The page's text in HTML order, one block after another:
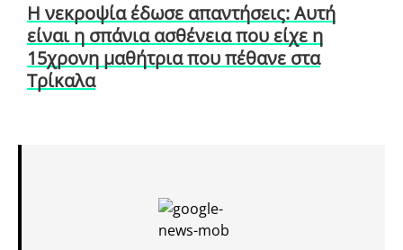
Η νεκροψία έδωσε απαντήσεις: Αυτή
είναι η σπάνια ασθένεια που είχε η
15χρονη μαθήτρια που πέθανε στα
Τρίκαλα